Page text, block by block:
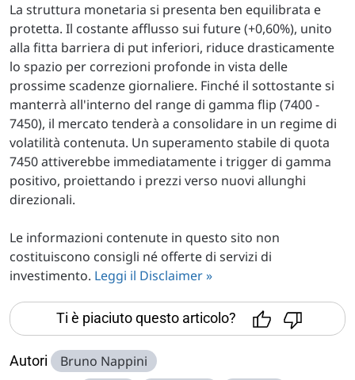
La struttura monetaria si presenta ben equilibrata e
protetta. Il costante afflusso sui future (+0,60%), unito
alla fitta barriera di put inferiori, riduce drasticamente
lo spazio per correzioni profonde in vista delle
prossime scadenze giornaliere. Finché il sottostante si
manterrà all'interno del range di gamma flip (7400 -
7450), il mercato tenderà a consolidare in un regime di
volatilità contenuta. Un superamento stabile di quota
7450 attiverebbe immediatamente i trigger di gamma
positivo, proiettando i prezzi verso nuovi allunghi
direzionali.
Le informazioni contenute in questo sito non
costituiscono consigli né offerte di servizi di
investimento. Leggi il Disclaimer »
Ti è piaciuto questo articolo?
Autori Bruno Nappini